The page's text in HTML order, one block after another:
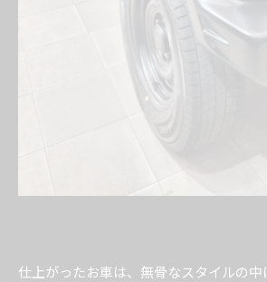
仕上がったお車は、無骨なスタイルの